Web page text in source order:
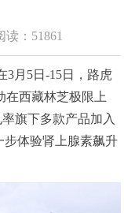
读：51861
3⽉5⽇-15⽇，路虎
在西藏林芝极限上
旗下多款产品加入
步体验肾上腺素飙升